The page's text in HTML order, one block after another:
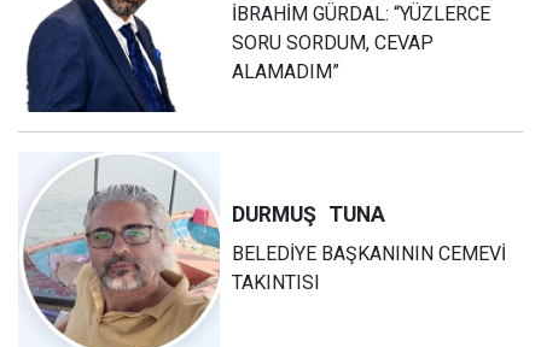
İBRAHİM GÜRDAL: “YÜZLERCE
SORU SORDUM, CEVAP
ALAMADIM”
DURMUŞ TUNA
BELEDİYE BAŞKANININ CEMEVİ
TAKINTISI